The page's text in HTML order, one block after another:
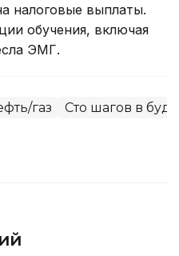
налоговые выплаты.
обучения, включая
ЭМГ.
газ Сто шагов в